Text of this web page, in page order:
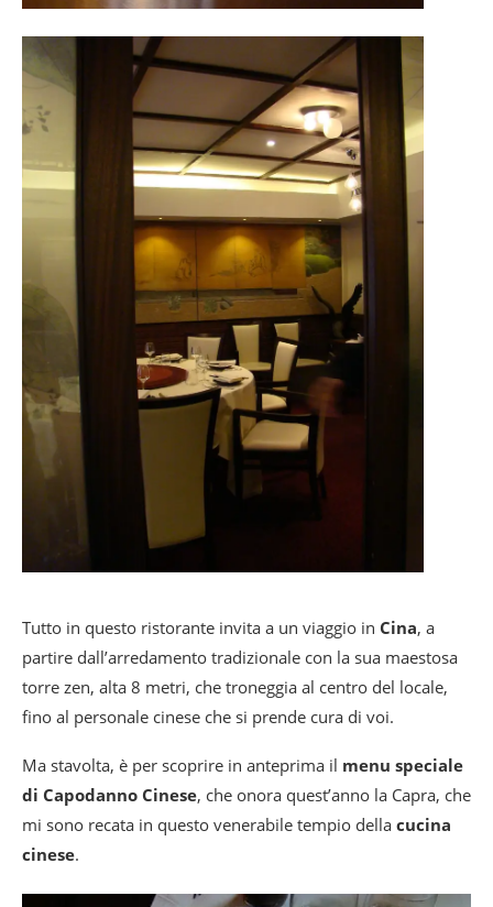
Tutto in questo ristorante invita a un viaggio in Cina, a
partire dall’arredamento tradizionale con la sua maestosa
torre zen, alta 8 metri, che troneggia al centro del locale,
fino al personale cinese che si prende cura di voi.
Ma stavolta, è per scoprire in anteprima il menu speciale
di Capodanno Cinese, che onora quest’anno la Capra, che
mi sono recata in questo venerabile tempio della cucina
cinese.